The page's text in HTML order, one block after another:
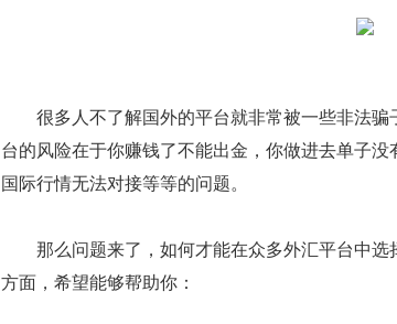
很多人不了解国外的平台就非常被一些非法骗
台的风险在于你赚钱了不能出金，你做进去单子
国际行情无法对接等等的问题。
那么问题来了，如何才能在众多外汇平台中选
方面，希望能够帮助你：